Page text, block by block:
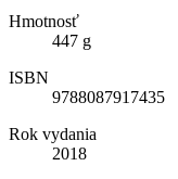
Hmotnosť
447 g
ISBN
9788087917435
Rok vydania
2018